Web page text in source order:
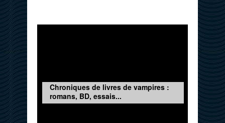
Chroniques de livres de vampires :
romans, BD, essais...